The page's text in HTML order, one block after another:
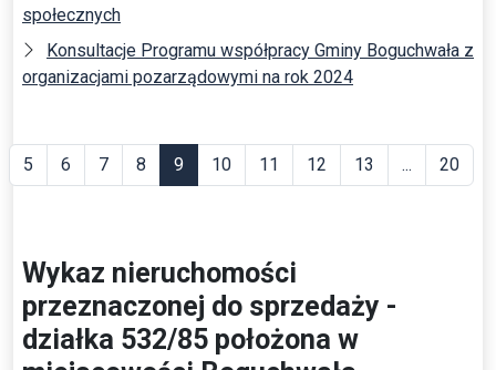
społecznych
Konsultacje Programu współpracy Gminy Boguchwała z
organizacjami pozarządowymi na rok 2024
5 6 7 8 9 10 11 12 13 ... 20
Wykaz nieruchomości
przeznaczonej do sprzedaży -
działka 532/85 położona w